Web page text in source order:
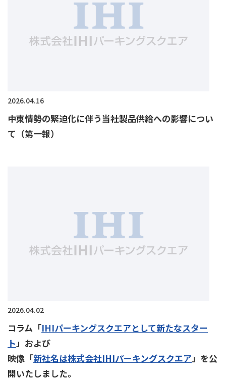
2026.04.16
中東情勢の緊迫化に伴う当社製品供給への影響につい
て（第一報）
2026.04.02
コラム「IHIパーキングスクエアとして新たなスター
ト 」および
映像「新社名は株式会社IHIパーキングスクエア 」を公
開いたしました。